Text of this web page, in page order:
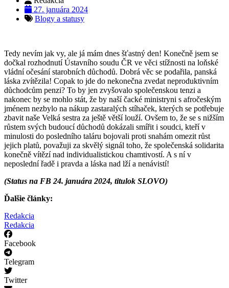
27. januára 2024
Blogy a statusy
Tedy nevím jak vy, ale já mám dnes šťastný den! Konečně jsem se
dočkal rozhodnutí Ústavního soudu ČR ve věci stížnosti na loňské
vládní očesání starobních důchodů. Dobrá věc se podařila, panská
láska zvítězila! Copak to jde do nekonečna zvedat neproduktivním
důchodcům penzi? To by jen zvyšovalo společenskou tenzi a
nakonec by se mohlo stát, že by naší čacké ministryni s afročeským
jménem nezbylo na nákup zastaralých stíhaček, kterých se potřebuje
zbavit naše Velká sestra za ještě větší louží. Ovšem to, že se s nižším
růstem svých budoucí důchodů dokázali smířit i soudci, kteří v
minulosti do posledního taláru bojovali proti snahám omezit růst
jejich platů, považuji za skvělý signál toho, že společenská solidarita
konečně vítězí nad individualistickou chamtivostí. A s ní v
neposlední řadě i pravda a láska nad lží a nenávistí!
(Status na FB 24. januára 2024, titulok SLOVO)
Ďalšie články:
Redakcia
Redakcia
Facebook
Telegram
Twitter